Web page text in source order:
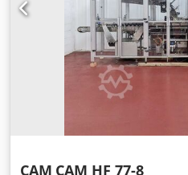
CAM CAM HF 77-8